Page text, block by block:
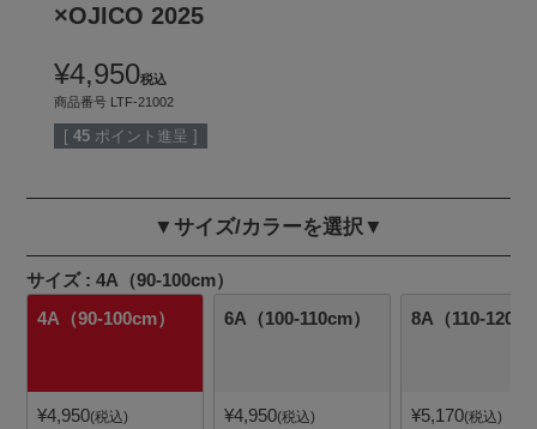
×OJICO 2025
¥4,950税込
商品番号 LTF-21002
[ 45 ポイント進呈 ]
▼サイズ/カラーを選択▼
サイズ
4A（90-100cm）
4A（90-100cm）
¥4,950 税込
6A（100-110cm）
¥4,950 税込
8A（110-
¥5,170 税込